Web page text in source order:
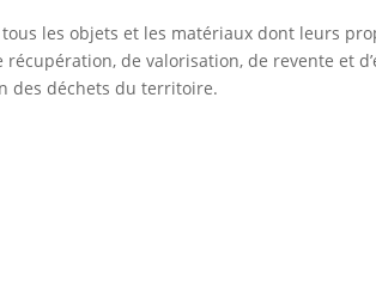
les objets et les matériaux dont leurs
de valorisation, de revente et
des déchets du territoire.